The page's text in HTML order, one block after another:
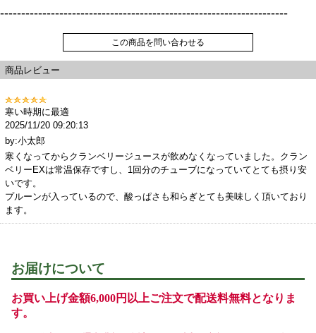
--------------------------------------------------------------------
この商品を問い合わせる
商品レビュー
寒い時期に最適
2025/11/20 09:20:13
by:小太郎
寒くなってからクランベリージュースが飲めなくなっていました。クラン
ベリーEXは常温保存ですし、1回分のチューブになっていてとても摂り安
いです。
プルーンが入っているので、酸っぱさも和らぎとても美味しく頂いており
ます。